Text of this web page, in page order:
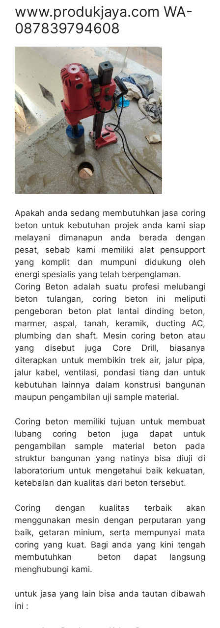
www.produkjaya.com WA-
087839794608
Apakah anda sedang membutuhkan jasa coring
beton untuk kebutuhan projek anda kami siap
melayani dimanapun anda berada dengan
pesat, sebab kami memiliki alat pensupport
yang komplit dan mumpuni didukung oleh
energi spesialis yang telah berpenglaman.
Coring Beton adalah suatu profesi melubangi
beton tulangan, coring beton ini meliputi
pengeboran beton plat lantai dinding beton,
marmer, aspal, tanah, keramik, ducting AC,
plumbing dan shaft. Mesin coring beton atau
yang disebut juga Core Drill, biasanya
diterapkan untuk membikin trek air, jalur pipa,
jalur kabel, ventilasi, pondasi tiang dan untuk
kebutuhan lainnya dalam konstrusi bangunan
maupun pengambilan uji sample material.
Coring beton memiliki tujuan untuk membuat
lubang coring beton juga dapat untuk
pengambilan sample material beton pada
struktur bangunan yang natinya bisa diuji di
laboratorium untuk mengetahui baik kekuatan,
ketebalan dan kualitas dari beton tersebut.
Coring dengan kualitas terbaik akan
menggunakan mesin dengan perputaran yang
baik, getaran minium, serta mempunyai mata
coring yang kuat. Bagi anda yang kini tengah
membutuhkan beton dapat langsung
menghubungi kami.
untuk jasa yang lain bisa anda tautan dibawah
ini :